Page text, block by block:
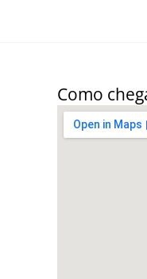
Como